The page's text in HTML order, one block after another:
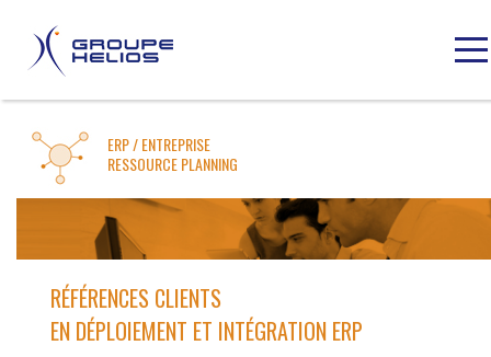
ERP / ENTREPRISE
RESSOURCE PLANNING
RÉFÉRENCES CLIENTS
EN DÉPLOIEMENT ET INTÉGRATION ERP